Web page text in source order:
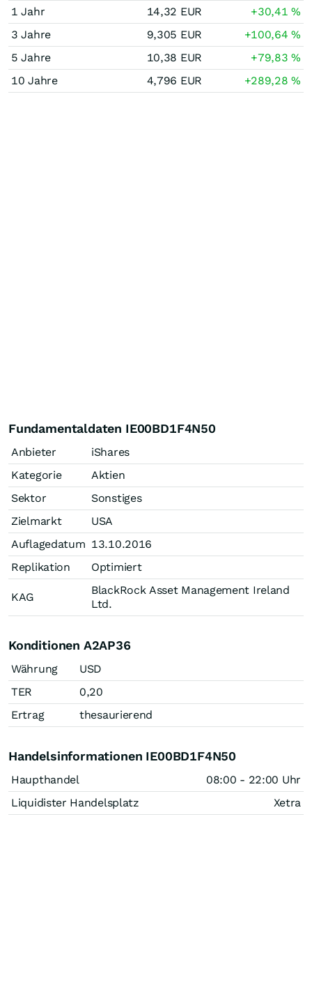
1 Jahr 14,32 EUR +30,41%
3 Jahre
9,305 EUR +100,64%
5 Jahre
10,38 EUR +79,83%
10 Jahre
4,796 EUR +289,28%
Fundamentaldaten IE00BD1F4N50
Anbieter
iShares
Kategorie
Aktien
Sektor
Sonstiges
Zielmarkt
USA
Auflagedatum 13.10.2016
Replikation
Optimiert
KAG
BlackRock Asset Management Ireland
Ltd.
Konditionen A2AP36
Währung
USD
TER
0,20
Ertrag
thesaurierend
Handelsinformationen IE00BD1F4N50
Haupthandel
08:00 - 22:00 Uhr
Liquidister Handelsplatz
Xetra